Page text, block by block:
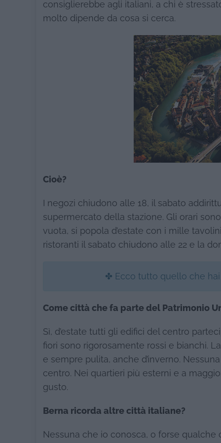
consiglierebbe agli italiani, a chi è
molto dipende da cosa si cerca.
Cioè?
I negozi chiudono alle 18, il sabato
supermercato della stazione. Gli orari
vuota, si popola d’estate con i mille
ristoranti il sabato chiudono alle 22 e la
✤ Ecco tutto quello che
Come città che fa parte del Patrimonio
Sì, d’estate tutti gli edifici del centro
fiori sono rigorosamente rossi e bianchi.
e sempre pulita, anche d’inverno.
centro. Nei quartieri più esterni e a
gusto.
Berna ricorda altre città italiane?
Nessuna che io conosca, o forse